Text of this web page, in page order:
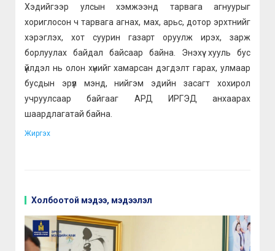
Хэдийгээр улсын хэмжээнд тарвага агнуурыг
хориглосон ч тарвага агнах, мах, арьс, дотор эрхтнийг
хэрэглэх, хот суурин газарт оруулж ирэх, зарж
борлуулах байдал байсаар байна. Энэхүү хууль бус
үйлдэл нь олон хүнийг хамарсан дэгдэлт гарах, улмаар
бусдын эрүүл мэнд, нийгэм эдийн засагт хохирол
учруулсаар байгааг АРД ИРГЭД анхаарах
шаардлагатай байна.
Жиргэх
Холбоотой мэдээ, мэдээлэл